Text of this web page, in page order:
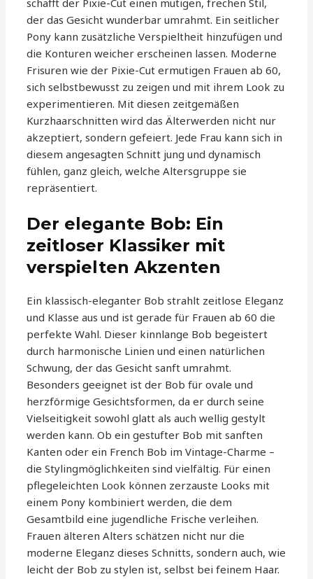
schafft der Pixie-Cut einen mutigen, frechen Stil,
der das Gesicht wunderbar umrahmt. Ein seitlicher
Pony kann zusätzliche Verspieltheit hinzufügen und
die Konturen weicher erscheinen lassen. Moderne
Frisuren wie der Pixie-Cut ermutigen Frauen ab 60,
sich selbstbewusst zu zeigen und mit ihrem Look zu
experimentieren. Mit diesen zeitgemäßen
Kurzhaarschnitten wird das Älterwerden nicht nur
akzeptiert, sondern gefeiert. Jede Frau kann sich in
diesem angesagten Schnitt jung und dynamisch
fühlen, ganz gleich, welche Altersgruppe sie
repräsentiert.
Der elegante Bob: Ein
zeitloser Klassiker mit
verspielten Akzenten
Ein klassisch-eleganter Bob strahlt zeitlose Eleganz
und Klasse aus und ist gerade für Frauen ab 60 die
perfekte Wahl. Dieser kinnlange Bob begeistert
durch harmonische Linien und einen natürlichen
Schwung, der das Gesicht sanft umrahmt.
Besonders geeignet ist der Bob für ovale und
herzförmige Gesichtsformen, da er durch seine
Vielseitigkeit sowohl glatt als auch wellig gestylt
werden kann. Ob ein gestufter Bob mit sanften
Kanten oder ein French Bob im Vintage-Charme –
die Stylingmöglichkeiten sind vielfältig. Für einen
pflegeleichten Look können zerzauste Looks mit
einem Pony kombiniert werden, die dem
Gesamtbild eine jugendliche Frische verleihen.
Frauen älteren Alters schätzen nicht nur die
moderne Eleganz dieses Schnitts, sondern auch, wie
leicht der Bob zu stylen ist, selbst bei feinem Haar.